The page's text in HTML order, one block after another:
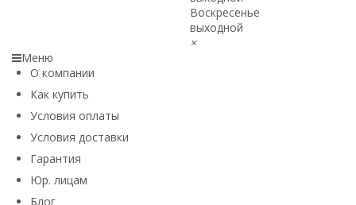
Воскресенье
выходной
×
Меню
О компании
Как купить
Условия оплаты
Условия доставки
Гарантия
Юр. лицам​
Блог